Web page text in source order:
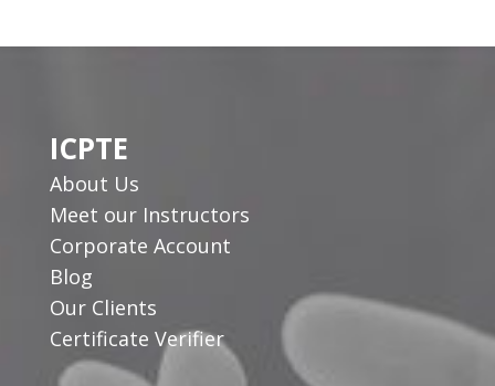
ICPTE
About Us
Meet our Instructors
Corporate Account
Blog
Our Clients
Certificate Verifier